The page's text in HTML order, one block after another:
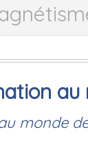
monde